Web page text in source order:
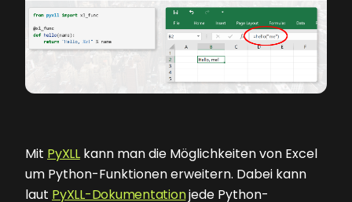
Mit PyXLLkann man die Möglichkeiten von Excel
um Python-Funktionen erweitern. Dabei kann
laut PyXLL-Dokumentationjede Python-